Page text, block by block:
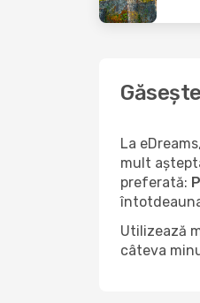
La
mult
preferată:
Utilizează
câteva